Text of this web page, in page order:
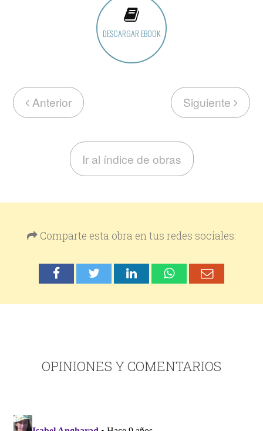
DESCARGAR EBOOK
Anterior Siguiente
Ir al índice de obras
Comparte esta obra en tus redes sociales:
OPINIONES Y COMENTARIOS